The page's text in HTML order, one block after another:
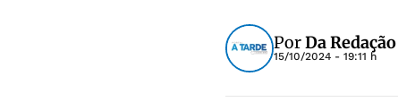
PorDa Redação
15/10/2024 - 19:11 h